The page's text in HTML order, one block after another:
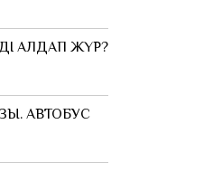
АЛДАП ЖҮР?
АВТОБУС